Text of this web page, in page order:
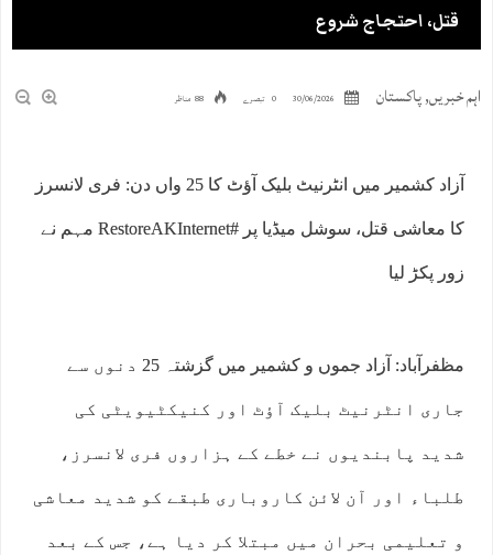
قتل، احتجاج شروع
اہم خبریں,پاکستان 30/06/2026 0 تبصرے 88 مناظر
آزاد کشمیر میں انٹرنیٹ بلیک آؤٹ کا 25 واں دن: فری لانسرز
کا معاشی قتل، سوشل میڈیا پر #RestoreAKInternet مہم نے
زور پکڑ لیا
مظفرآباد: آزاد جموں و کشمیر میں گزشتہ 25 دنوں سے
جاری انٹرنیٹ بلیک آؤٹ اور کنیکٹیویٹی کی
شدید پابندیوں نے خطے کے ہزاروں فری لانسرز،
طلباء اور آن لائن کاروباری طبقے کو شدید معاشی
و تعلیمی بحران میں مبتلا کر دیا ہے، جس کے بعد